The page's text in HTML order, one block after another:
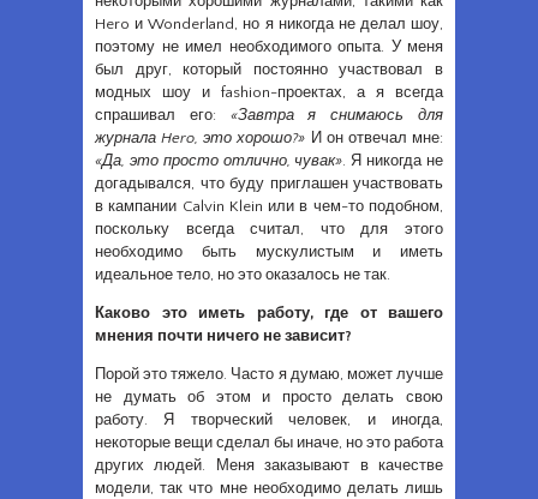
Hero и Wonderland, но я никогда не делал шоу,
поэтому не имел необходимого опыта. У меня
был друг, который постоянно участвовал в
модных шоу и fashion-проектах, а я всегда
спрашивал его: «Завтра я снимаюсь для
журнала Hero, это хорошо?» И он отвечал мне:
«Да, это просто отлично, чувак». Я никогда не
догадывался, что буду приглашен участвовать
в кампании Calvin Klein или в чем-то подобном,
поскольку всегда считал, что для этого
необходимо быть мускулистым и иметь
идеальное тело, но это оказалось не так.
Каково это иметь работу, где от вашего
мнения почти ничего не зависит?
Порой это тяжело. Часто я думаю, может лучше
не думать об этом и просто делать свою
работу. Я творческий человек, и иногда,
некоторые вещи сделал бы иначе, но это работа
других людей. Меня заказывают в качестве
модели, так что мне необходимо делать лишь